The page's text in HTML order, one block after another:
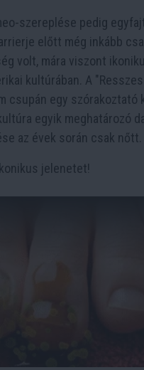
szereplése pedig
előtt még inkább
volt, mára viszont
kultúrában. A
csupán egy szórakoztató
egyik meghatározó
az évek során csak nőtt.
jelenetet!